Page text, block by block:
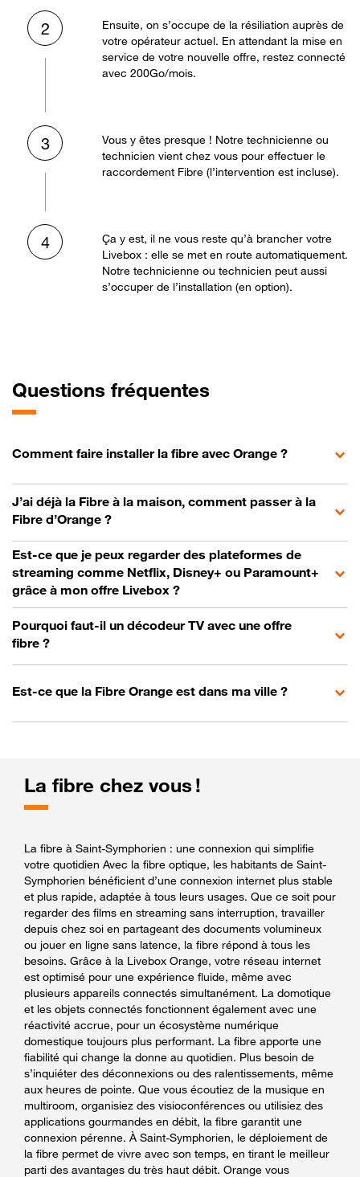
2
Ensuite, on s’occupe de la résiliation auprès de
votre opérateur actuel. En attendant la mise en
service de votre nouvelle offre, restez connecté
avec 200Go/mois.
3
Vous y êtes presque ! Notre technicienne ou
technicien vient chez vous pour effectuer le
raccordement Fibre (l’intervention est incluse).
4
Ça y est, il ne vous reste qu’à brancher votre
Livebox : elle se met en route automatiquement.
Notre technicienne ou technicien peut aussi
s’occuper de l’installation (en option).
Questions fréquentes
Comment faire installer la fibre avec Orange ?
J’ai déjà la Fibre à la maison, comment passer à la
Fibre d’Orange ?
Est-ce que je peux regarder des plateformes de
streaming comme Netflix, Disney+ ou Paramount+
grâce à mon offre Livebox ?
Pourquoi faut-il un décodeur TV avec une offre
fibre ?
Est-ce que la Fibre Orange est dans ma ville ?
La fibre chez vous !
La fibre à Saint-Symphorien : une connexion qui simplifie
votre quotidien Avec la fibre optique, les habitants de Saint-
Symphorien bénéficient d’une connexion internet plus stable
et plus rapide, adaptée à tous leurs usages. Que ce soit pour
regarder des films en streaming sans interruption, travailler
depuis chez soi en partageant des documents volumineux
ou jouer en ligne sans latence, la fibre répond à tous les
besoins. Grâce à la Livebox Orange, votre réseau internet
est optimisé pour une expérience fluide, même avec
plusieurs appareils connectés simultanément. La domotique
et les objets connectés fonctionnent également avec une
réactivité accrue, pour un écosystème numérique
domestique toujours plus performant. La fibre apporte une
fiabilité qui change la donne au quotidien. Plus besoin de
s’inquiéter des déconnexions ou des ralentissements, même
aux heures de pointe. Que vous écoutiez de la musique en
multiroom, organisiez des visioconférences ou utilisiez des
applications gourmandes en débit, la fibre garantit une
connexion pérenne. À Saint-Symphorien, le déploiement de
la fibre permet de vivre avec son temps, en tirant le meilleur
parti des avantages du très haut débit. Orange vous